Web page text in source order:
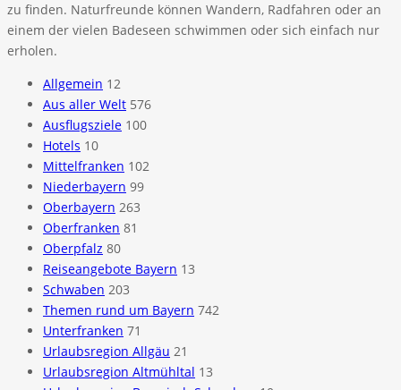
zu finden. Naturfreunde können Wandern, Radfahren oder an
einem der vielen Badeseen schwimmen oder sich einfach nur
erholen.
Allgemein 12
Aus aller Welt 576
Ausflugsziele 100
Hotels 10
Mittelfranken 102
Niederbayern 99
Oberbayern 263
Oberfranken 81
Oberpfalz 80
Reiseangebote Bayern 13
Schwaben 203
Themen rund um Bayern 742
Unterfranken 71
Urlaubsregion Allgäu 21
Urlaubsregion Altmühltal 13